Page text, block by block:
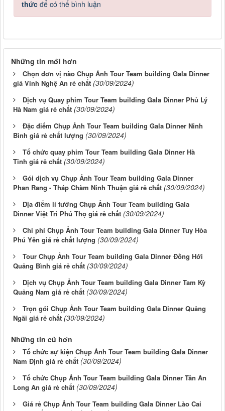
thức để có thể bình luận
Những tin mới hơn
Chọn đơn vị nào Chụp Ảnh Tour Team building Gala Dinner
giá Vinh Nghệ An rẻ chất (30/09/2024)
Dịch vụ Quay phim Tour Team building Gala Dinner Phủ Lý
Hà Nam giá rẻ chất (30/09/2024)
Đặc điểm Chụp Ảnh Tour Team building Gala Dinner Ninh
Bình giá rẻ chất lượng (30/09/2024)
Tổ chức quay phim Tour Team building Gala Dinner Hà
Tĩnh giá rẻ chất (30/09/2024)
Gói dịch vụ Chụp Ảnh Tour Team building Gala Dinner
Phan Rang - Tháp Chàm Ninh Thuận giá rẻ chất (30/09/2024)
Địa điểm lí tưởng Chụp Ảnh Tour Team building Gala
Dinner Việt Trì Phú Thọ giá rẻ chất (30/09/2024)
Chi phí Chụp Ảnh Tour Team building Gala Dinner Tuy Hòa
Phú Yên giá rẻ chất lượng (30/09/2024)
Tour Chụp Ảnh Tour Team building Gala Dinner Đồng Hới
Quảng Bình giá rẻ chất (30/09/2024)
Dịch vụ Chụp Ảnh Tour Team building Gala Dinner Tam Kỳ
Quảng Nam giá rẻ chất (30/09/2024)
Trọn gói Chụp Ảnh Tour Team building Gala Dinner Quảng
Ngãi giá rẻ chất (30/09/2024)
Những tin cũ hơn
Tổ chức sự kiện Chụp Ảnh Tour Team building Gala Dinner
Nam Định giá rẻ chất (30/09/2024)
Tổ chức Chụp Ảnh Tour Team building Gala Dinner Tân An
Long An giá rẻ chất (30/09/2024)
Giá rẻ Chụp Ảnh Tour Team building Gala Dinner Lào Cai